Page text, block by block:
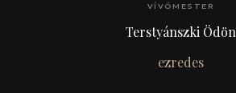
VÍVÓMESTER
Terstyánszki Ödön
ezredes